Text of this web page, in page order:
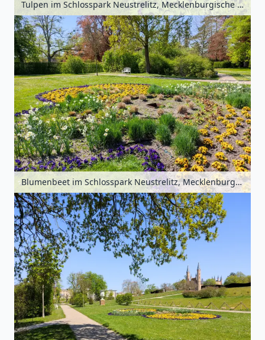
Tulpen im Schlosspark Neustrelitz, Mecklenburgische Seenplatte, Mecklenburg-Vorpommern, Deutschland
Blumenbeet im Schlosspark Neustrelitz, Mecklenburgische Seenplatte, Mecklenburg-Vorpommern, Deutschland